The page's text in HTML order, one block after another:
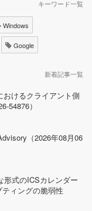
キーワード一覧
Windows
Google
新着記事一覧
けるクライアント側
54876）
（2026年08月06
形式のICSカレンダー
ィングの脆弱性